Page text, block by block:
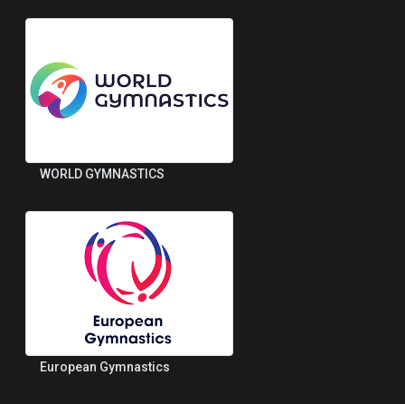
WORLD GYMNASTICS
European Gymnastics